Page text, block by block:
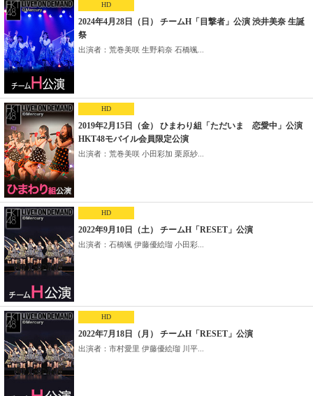
HD
2024年4月28日（日） チームH「目撃者」公演 渋井美奈 生誕
祭
出演者：荒巻美咲 生野莉奈 石橋颯...
HD
2019年2月15日（金） ひまわり組「ただいま 恋愛中」公演
HKT48モバイル会員限定公演
出演者：荒巻美咲 小田彩加 栗原紗...
HD
2022年9月10日（土） チームH「RESET」公演
出演者：石橋颯 伊藤優絵瑠 小田彩...
HD
2022年7月18日（月） チームH「RESET」公演
出演者：市村愛里 伊藤優絵瑠 川平...